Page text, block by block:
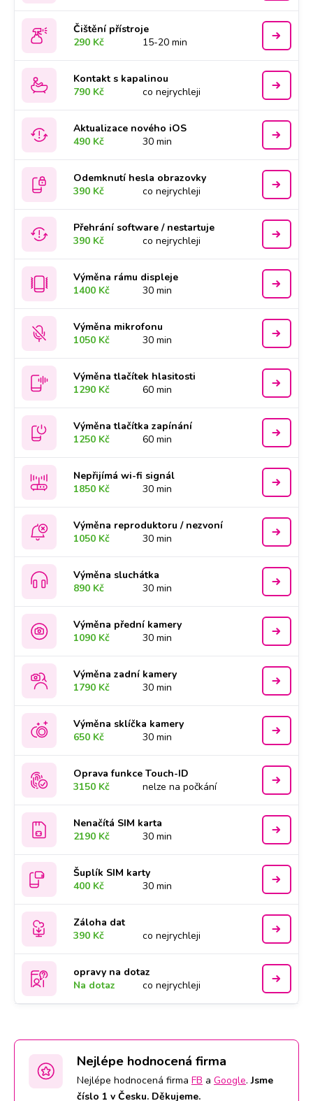
Čištění přístroje
290 Kč
15-20 min
Kontakt s kapalinou
790 Kč
co nejrychleji
Aktualizace nového iOS
490 Kč
30 min
Odemknutí hesla obrazovky
390 Kč
co nejrychleji
Přehrání software / nestartuje
390 Kč
co nejrychleji
Výměna rámu displeje
1400 Kč
30 min
Výměna mikrofonu
1050 Kč
30 min
Výměna tlačítek hlasitosti
1290 Kč
60 min
Výměna tlačítka zapínání
1250 Kč
60 min
Nepřijímá wi-fi signál
1850 Kč
30 min
Výměna reproduktoru / nezvoní
1050 Kč
30 min
Výměna sluchátka
890 Kč
30 min
Výměna přední kamery
1090 Kč
30 min
Výměna zadní kamery
1790 Kč
30 min
Výměna sklíčka kamery
650 Kč
30 min
Oprava funkce Touch-ID
3150 Kč
nelze na počkání
Nenačítá SIM karta
2190 Kč
30 min
Šuplík SIM karty
400 Kč
30 min
Záloha dat
390 Kč
co nejrychleji
opravy na dotaz
Na dotaz
co nejrychleji
Nejlépe hodnocená firma
Nejlépe hodnocená firma FB a Google.Jsme
číslo 1 v Česku. Děkujeme.